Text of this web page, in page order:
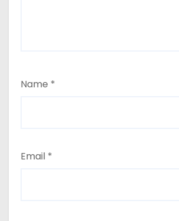
Name *
Email *